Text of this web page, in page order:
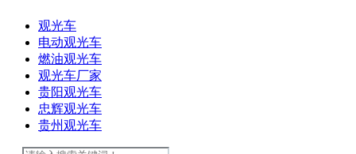
观光车
电动观光车
燃油观光车
观光车厂家
贵阳观光车
忠辉观光车
贵州观光车